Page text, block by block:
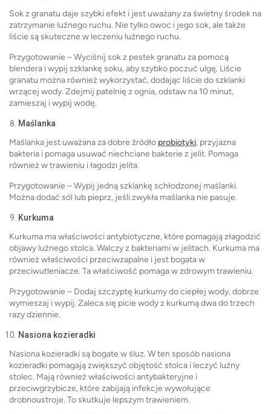
Sok z granatu daje szybki efekt i jest uważany za świetny środek na
zatrzymanie luźnego ruchu. Nie tylko owoc i jego sok, ale także
liście są skuteczne w leczeniu luźnego ruchu.
Przygotowanie – Wyciśnij sok z pestek granatu za pomocą
blendera i wypij szklankę soku, aby szybko poczuć ulgę. Liście
granatu można również wykorzystać, dodając liście do szklanki
wrzącej wody. Zdejmij patelnię z ognia, odstaw na 10 minut,
zamieszaj i wypij wodę.
Maślanka
Maślanka jest uważana za dobre źródło probiotyki, przyjazna
bakteria i pomaga usuwać niechciane bakterie z jelit. Pomaga
również w trawieniu i łagodzi jelita.
Przygotowanie – Wypij jedną szklankę schłodzonej maślanki.
Można dodać sól lub pieprz, jeśli zwykła maślanka nie pasuje.
Kurkuma
Kurkuma ma właściwości antybiotyczne, które pomagają złagodzić
objawy luźnego stolca. Walczy z bakteriami w jelitach. Kurkuma ma
również właściwości przeciwzapalne i jest bogata w
przeciwutleniacze. Ta właściwość pomaga w zdrowym trawieniu.
Przygotowanie – Dodaj szczyptę kurkumy do ciepłej wody, dobrze
wymieszaj i wypij. Zaleca się picie wody z kurkumą dwa do trzech
razy dziennie.
Nasiona kozieradki
Nasiona kozieradki są bogate w śluz. W ten sposób nasiona
kozieradki pomagają zwiększyć objętość stolca i leczyć luźny
stolec. Mają również właściwości antybakteryjne i
przeciwgrzybicze, które zabijają infekcje wywołujące
drobnoustroje. To skutkuje lepszym trawieniem.